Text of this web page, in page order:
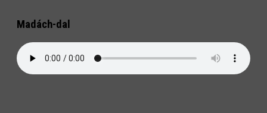
Madách-dal